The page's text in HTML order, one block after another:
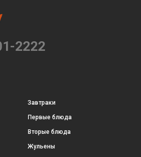
2222
Завтраки
Первые блюда
Вторые блюда
Жульены